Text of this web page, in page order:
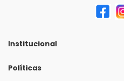
Institucional
Quem Somos
Políticas